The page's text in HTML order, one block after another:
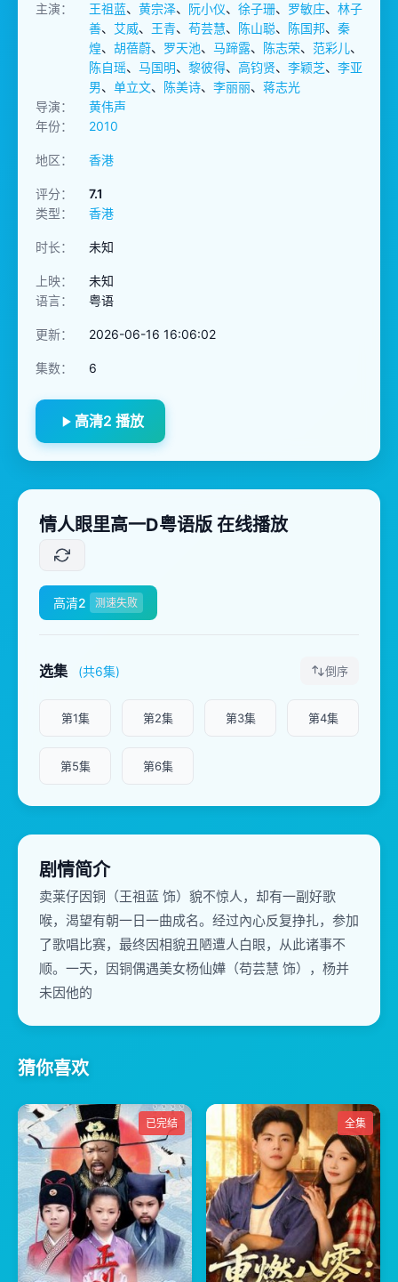
主演：
王祖蓝、 黄宗泽、 阮小仪、 徐子珊、 罗敏庄、 林子
善、 艾威、 王青、 苟芸慧、 陈山聪、 陈国邦、 秦
煌、 胡蓓蔚、 罗天池、 马蹄露、 陈志荣、 范彩儿、
陈自瑶、 马国明、 黎彼得、 高钧贤、 李颖芝、 李亚
男、 单立文、 陈美诗、 李丽丽、 蒋志光
导演：
黄伟声
年份：
2010
地区： 香港
评分：
7.1
类型：
香港
时长： 未知
上映：
未知
语言：
粤语
更新： 2026-06-16 16:06:02
集数： 6
高清2 播放
情人眼里高一D粤语版 在线播放
高清2 测速失败
选集 (共6集) 倒序
第1集 第2集 第3集 第4集
第5集 第6集
剧情简介
卖莱仔因铜（王祖蓝 饰）貌不惊人，却有一副好歌
喉，渴望有朝一日一曲成名。经过內心反复挣扎，参加
了歌唱比赛，最终因相貌丑陋遭人白眼，从此诸事不
顺。一天，因铜偶遇美女杨仙嬅（苟芸慧 饰），杨并
未因他的
猜你喜欢
已完结 全集